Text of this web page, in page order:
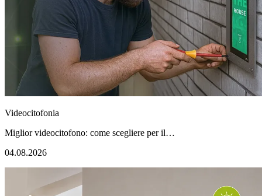
Videocitofonia
Miglior videocitofono: come scegliere per il…
04.08.2026